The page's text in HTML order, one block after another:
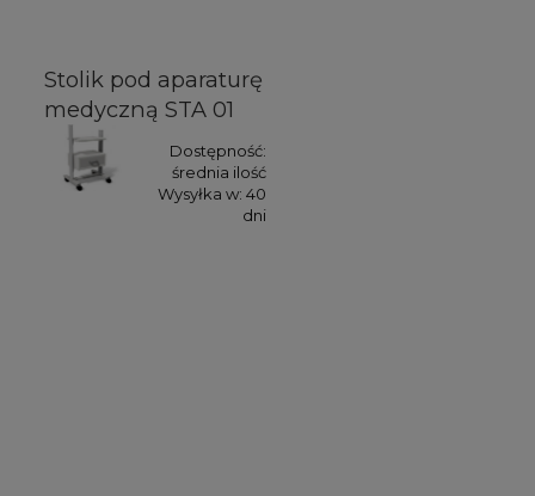
Stolik pod aparaturę
medyczną STA 01
Dostępność:
średnia ilość
Wysyłka w: 40
dni